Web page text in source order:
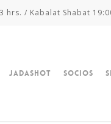
hrs. / Kabalat Shabat
Jadashot Socios